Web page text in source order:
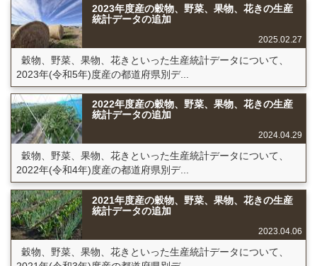
2023年度産の穀物、野菜、果物、花きの生産
統計データの追加
2025.02.27
穀物、野菜、果物、花きといった生産統計データについて、
2023年(令和5年)度産の都道府県別デ...
2022年度産の穀物、野菜、果物、花きの生産
統計データの追加
2024.04.29
穀物、野菜、果物、花きといった生産統計データについて、
2022年(令和4年)度産の都道府県別デ...
2021年度産の穀物、野菜、果物、花きの生産
統計データの追加
2023.04.06
穀物、野菜、果物、花きといった生産統計データについて、